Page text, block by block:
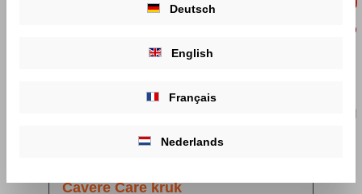
Cavere Care kruk
Deutsch
English
Français
Nederlands